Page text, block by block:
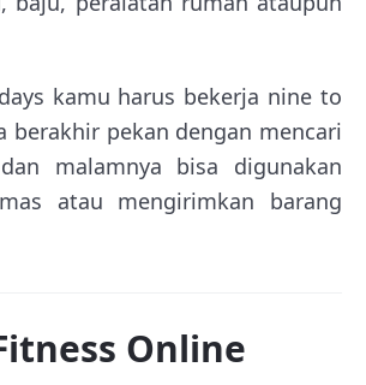
kamu harus bekerja nine to
berakhir pekan dengan mencari
malamnya bisa digunakan
atau mengirimkan barang
Online